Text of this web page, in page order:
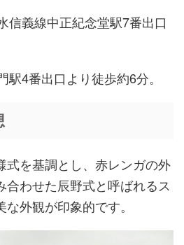
信義線中正紀念堂駅7番出口
4番出口より徒歩約6分。
式を基調とし、赤レンガの外
合わせた辰野式と呼ばれるス
外観が印象的です。